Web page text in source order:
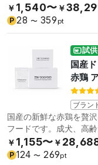
￥ 1,540〜 ￥
P 28 〜 359 pt
試
国産
赤鶏
ブラン
国産の新鮮な赤鶏を贅
フードです。成犬、高
￥ 1,155〜 ￥
P 124 〜 269pt